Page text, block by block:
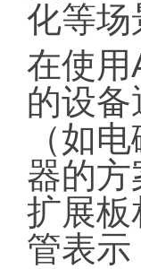
化等场
在使用
的设
（如
器的
扩展板
管表